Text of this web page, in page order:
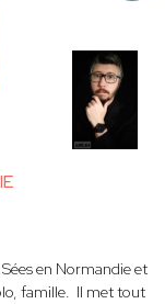
en Normandie et
famille. Il met tout